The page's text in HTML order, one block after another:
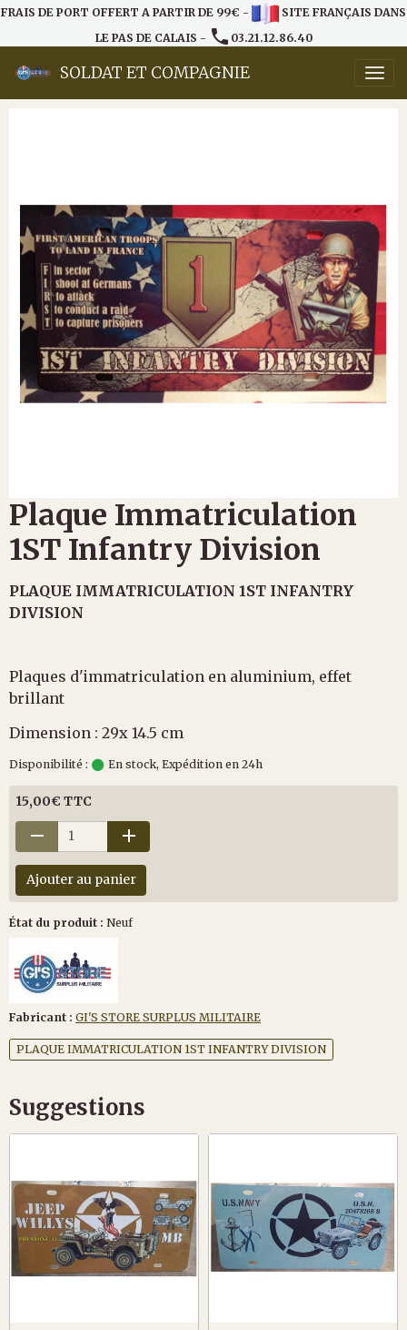
FRAIS DE PORT OFFERT A PARTIR DE 99€ -
SITE FRANÇAIS DANS
LE PAS DE CALAIS -
03.21.12.86.40
SOLDAT ET COMPAGNIE
Plaque Immatriculation
1ST Infantry Division
PLAQUE IMMATRICULATION 1ST INFANTRY
DIVISION
Plaques d'immatriculation en aluminium, effet
brillant
Dimension : 29x 14.5 cm
Disponibilité : En stock, Expédition en 24h
15,00€ TTC
Ajouter au panier
État du produit : Neuf
Fabricant : GI'S STORE SURPLUS MILITAIRE
PLAQUE IMMATRICULATION 1ST INFANTRY DIVISION
Suggestions